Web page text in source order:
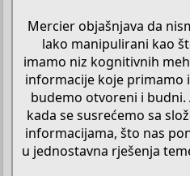
Mercier objašnjava da
lako manipulirani kao
imamo niz kognitivnih
informacije koje primamo
budemo otvoreni i budni.
kada se susrećemo sa
informacijama, što nas
u jednostavna rješenja